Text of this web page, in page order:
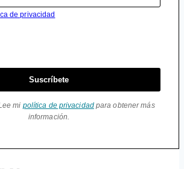
de privacidad
Suscríbete
mi política de privacidadpara obtener más
información.